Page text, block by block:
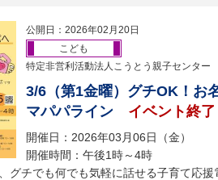
公開日：2026年02月20日
こども
特定非営利活動法人こうとう親子センター
3/6（第1金曜）グチOK！お
マパパライン
イベント終了
開催日：2026年03月06日（金）
開催時間：午後1時～4時
グチでも何でも気軽に話せる子育て応